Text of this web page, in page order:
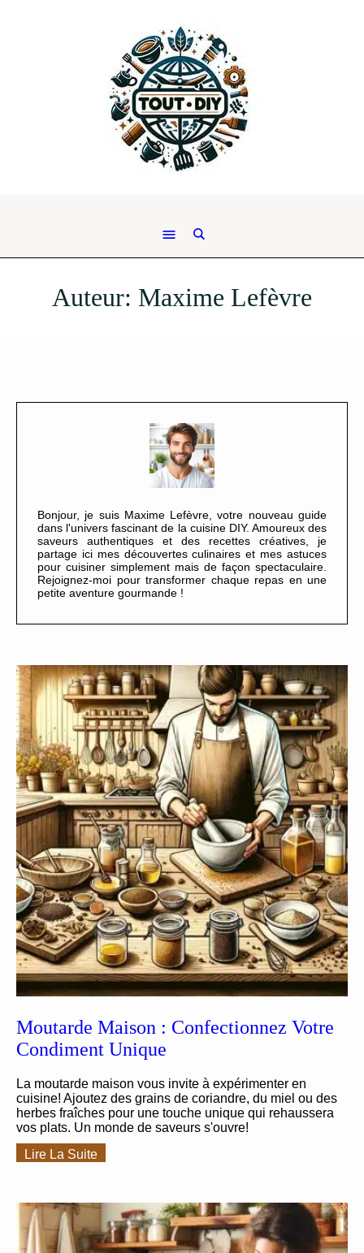
Auteur: Maxime Lefèvre
Bonjour, je suis Maxime Lefèvre, votre nouveau guide
dans l'univers fascinant de la cuisine DIY. Amoureux des
saveurs authentiques et des recettes créatives, je
partage ici mes découvertes culinaires et mes astuces
pour cuisiner simplement mais de façon spectaculaire.
Rejoignez-moi pour transformer chaque repas en une
petite aventure gourmande !
Moutarde Maison : Confectionnez Votre
Condiment Unique
La moutarde maison vous invite à expérimenter en
cuisine! Ajoutez des grains de coriandre, du miel ou des
herbes fraîches pour une touche unique qui rehaussera
vos plats. Un monde de saveurs s'ouvre!
Lire La Suite